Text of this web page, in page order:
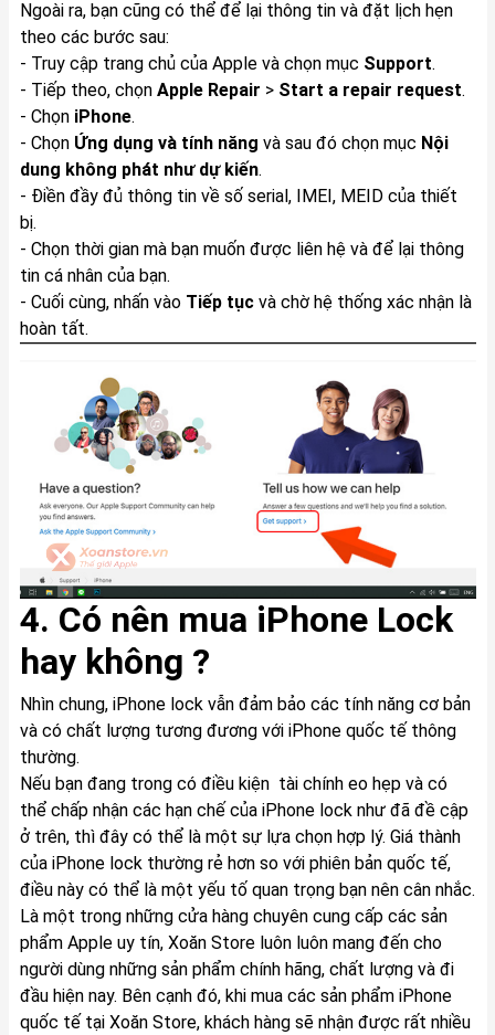
Ngoài ra, bạn cũng có thể để lại thông tin và đặt lịch hẹn
theo các bước sau:
- Truy cập trang chủ của Apple và chọn mục Support.
- Tiếp theo, chọn Apple Repair > Start a repair request.
- Chọn iPhone.
- Chọn Ứng dụng và tính năng và sau đó chọn mục Nội
dung không phát như dự kiến.
- Điền đầy đủ thông tin về số serial, IMEI, MEID của thiết
bị.
- Chọn thời gian mà bạn muốn được liên hệ và để lại thông
tin cá nhân của bạn.
- Cuối cùng, nhấn vào Tiếp tụcvà chờ hệ thống xác nhận là
hoàn tất.
4. Có nên mua iPhone Lock
hay không ?
Nhìn chung, iPhone lock vẫn đảm bảo các tính năng cơ bản
và có chất lượng tương đương với iPhone quốc tế thông
thường.
Nếu bạn đang trong có điều kiện tài chính eo hẹp và có
thể chấp nhận các hạn chế của iPhone lock như đã đề cập
ở trên, thì đây có thể là một sự lựa chọn hợp lý. Giá thành
của iPhone lock thường rẻ hơn so với phiên bản quốc tế,
điều này có thể là một yếu tố quan trọng bạn nên cân nhắc.
Là một trong những cửa hàng chuyên cung cấp các sản
phẩm Apple uy tín,Xoăn Storeluôn luôn mang đến cho
người dùng những sản phẩm chính hãng, chất lượng và đi
đầu hiện nay. Bên cạnh đó, khi mua các sản phẩm iPhone
quốc tế tại Xoăn Store, khách hàng sẽ nhận được rất nhiều